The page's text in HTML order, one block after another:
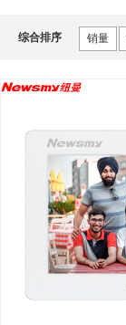
综合排序 销量